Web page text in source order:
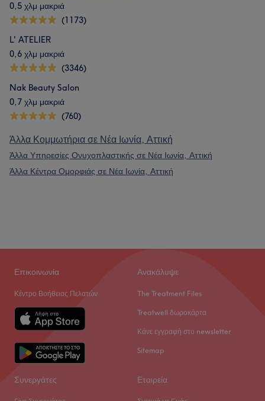
0,5 χλμ μακριά
(1173)
L' ATELIER
0,6 χλμ μακριά
(3346)
Nak Beauty Salon
0,7 χλμ μακριά
(760)
Άλλα Κομμωτήρια σε Νέα Ιωνία, Αττική
Άλλα Υπηρεσίες Ονυχοπλαστικής σε Νέα Ιωνία, Αττική
Άλλα Κέντρα Ομορφιάς σε Νέα Ιωνία, Αττική
Επικοινωνία
Κέντρο Βοήθειας Πελατών
Ανακάλυψε
The Treatment Files
Treatwell δωροκάρτα
Κάνε εγγραφή στο newsletter
Sitemap
Συνεργάτες Εταιρεία